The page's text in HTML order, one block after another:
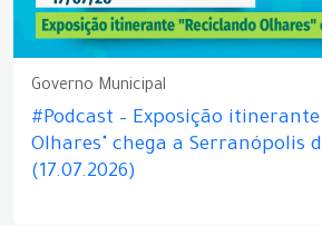
Governo Municipal
#Podcast – Exposição
Olhares" chega a Serranópolis
(17.07.2026)